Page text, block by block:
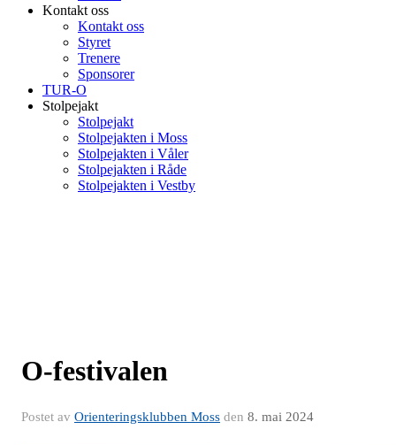
Kontakt oss
Kontakt oss
Styret
Trenere
Sponsorer
TUR-O
Stolpejakt
Stolpejakt
Stolpejakten i Moss
Stolpejakten i Våler
Stolpejakten i Råde
Stolpejakten i Vestby
O-festivalen
Postet av Orienteringsklubben Moss den 8. mai 2024